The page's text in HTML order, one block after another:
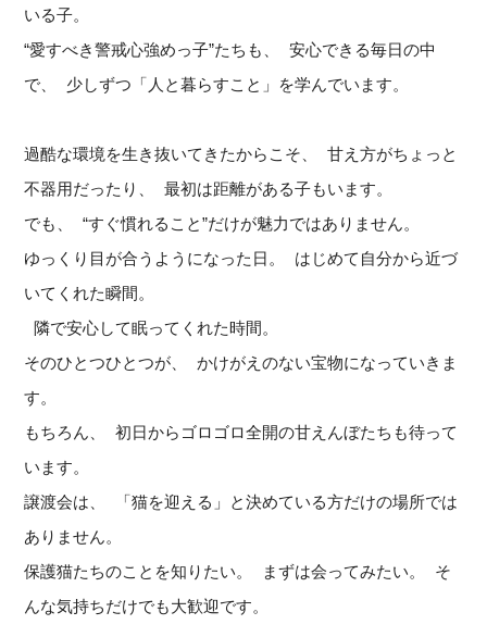
いる子。
“愛すべき警戒心強めっ子”たちも、 安心できる毎日の中
で、 少しずつ「人と暮らすこと」を学んでいます。
過酷な環境を生き抜いてきたからこそ、 甘え方がちょっと
不器用だったり、 最初は距離がある子もいます。
でも、 “すぐ慣れること”だけが魅力ではありません。
ゆっくり目が合うようになった日。 はじめて自分から近づ
いてくれた瞬間。
隣で安心して眠ってくれた時間。
そのひとつひとつが、 かけがえのない宝物になっていきま
す。
もちろん、 初日からゴロゴロ全開の甘えんぼたちも待って
います。
譲渡会は、 「猫を迎える」と決めている方だけの場所では
ありません。
保護猫たちのことを知りたい。 まずは会ってみたい。 そ
んな気持ちだけでも大歓迎です。